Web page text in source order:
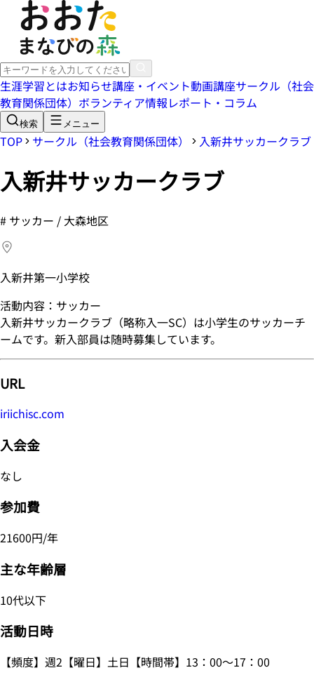
生涯学習とはお知らせ講座・イベント動画講座サークル（社会
教育関係団体） ボランティア情報レポート・コラム
検索 メニュー
TOP サークル（社会教育関係団体） 入新井サッカークラブ
入新井サッカークラブ
# サッカー / 大森地区
入新井第一小学校
活動内容：サッカー
入新井サッカークラブ（略称入一SC）は小学生のサッカーチ
ームです。新入部員は随時募集しています。
URL
iriichisc.com
入会金
なし
参加費
21600円/年
主な年齢層
10代以下
活動日時
【頻度】週2【曜日】土日【時間帯】13：00～17：00